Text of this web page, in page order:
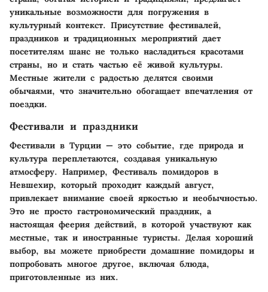
уникальные возможности для погружения в
культурный контекст. Присутствие фестивалей,
праздников и традиционных мероприятий дает
посетителям шанс не только насладиться красотами
страны, но и стать частью её живой культуры.
Местные жители с радостью делятся своими
обычаями, что значительно обогащает впечатления от
поездки.
Фестивали и праздники
Фестивали в Турции — это событие, где природа и
культура переплетаются, создавая уникальную
атмосферу. Например, Фестиваль помидоров в
Невшехир, который проходит каждый август,
привлекает внимание своей яркостью и необычностью.
Это не просто гастрономический праздник, а
настоящая феерия действий, в которой участвуют как
местные, так и иностранные туристы. Делая хороший
выбор, вы можете приобрести домашние помидоры и
попробовать многое другое, включая блюда,
приготовленные из них.